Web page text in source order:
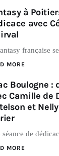
à
avec
française
MORE
Boulogne
Camille de
et
séance de
MORE